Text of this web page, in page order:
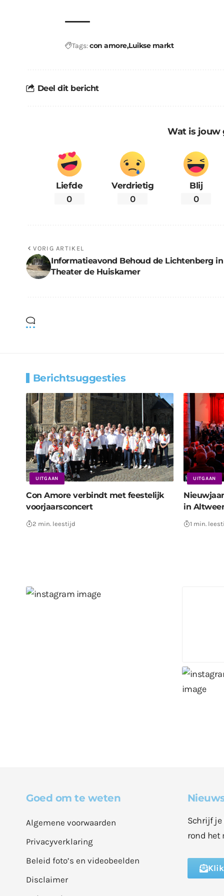
Tags:con amoreLuikse markt
Deel dit bericht
Wat is jouw
Liefde
0
Verdrietig
0
Blij
0
VORIG ARTIKEL
Informatieavond Behoud de Lichtenberg in
Theater de Huiskamer
Berichtsuggesties
UITGAAN
Con Amore verbindt met feestelijk
voorjaarsconcert
2 min. leestijd
UITGAAN
in
1 min.
Goed om te weten
Algemene voorwaarden
Privacyverklaring
Beleid foto’s en videobeelden
Disclaimer
Schrijf je
rond het